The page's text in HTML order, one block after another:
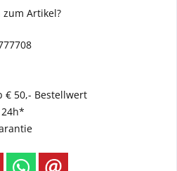
zum Artikel?
€ 50,- Bestellwert